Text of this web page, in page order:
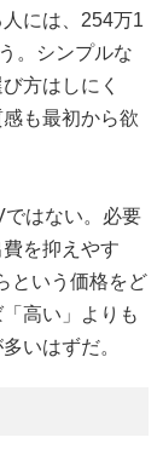
には、254万1
。シンプルな
方はしにく
も最初から欲
はない。必要
を抑えやす
という価格をど
高い」よりも
いはずだ。